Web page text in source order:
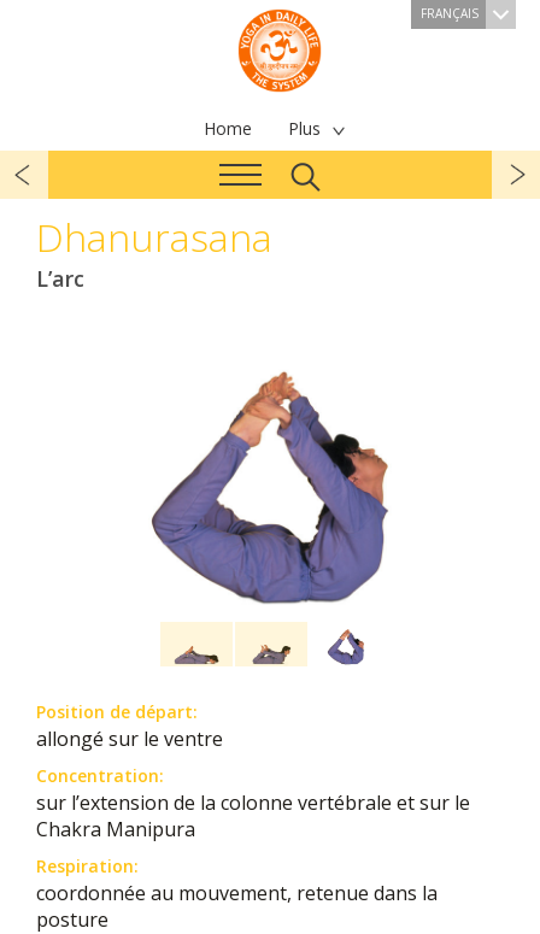
FRANÇAIS
Home Plus
Dhanurasana
L’arc
Position de départ:
allongé sur le ventre
Concentration:
sur l’extension de la colonne vertébrale et sur le
Chakra Manipura
Respiration:
coordonnée au mouvement, retenue dans la
posture